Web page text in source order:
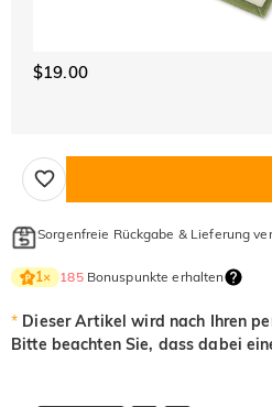
$19.00
Sorgenfreie Rückgabe & Lieferung
1× 185Bonuspunkte erhalten
* Dieser Artikel wird nach Ihren
Bitte beachten Sie, dass dabei